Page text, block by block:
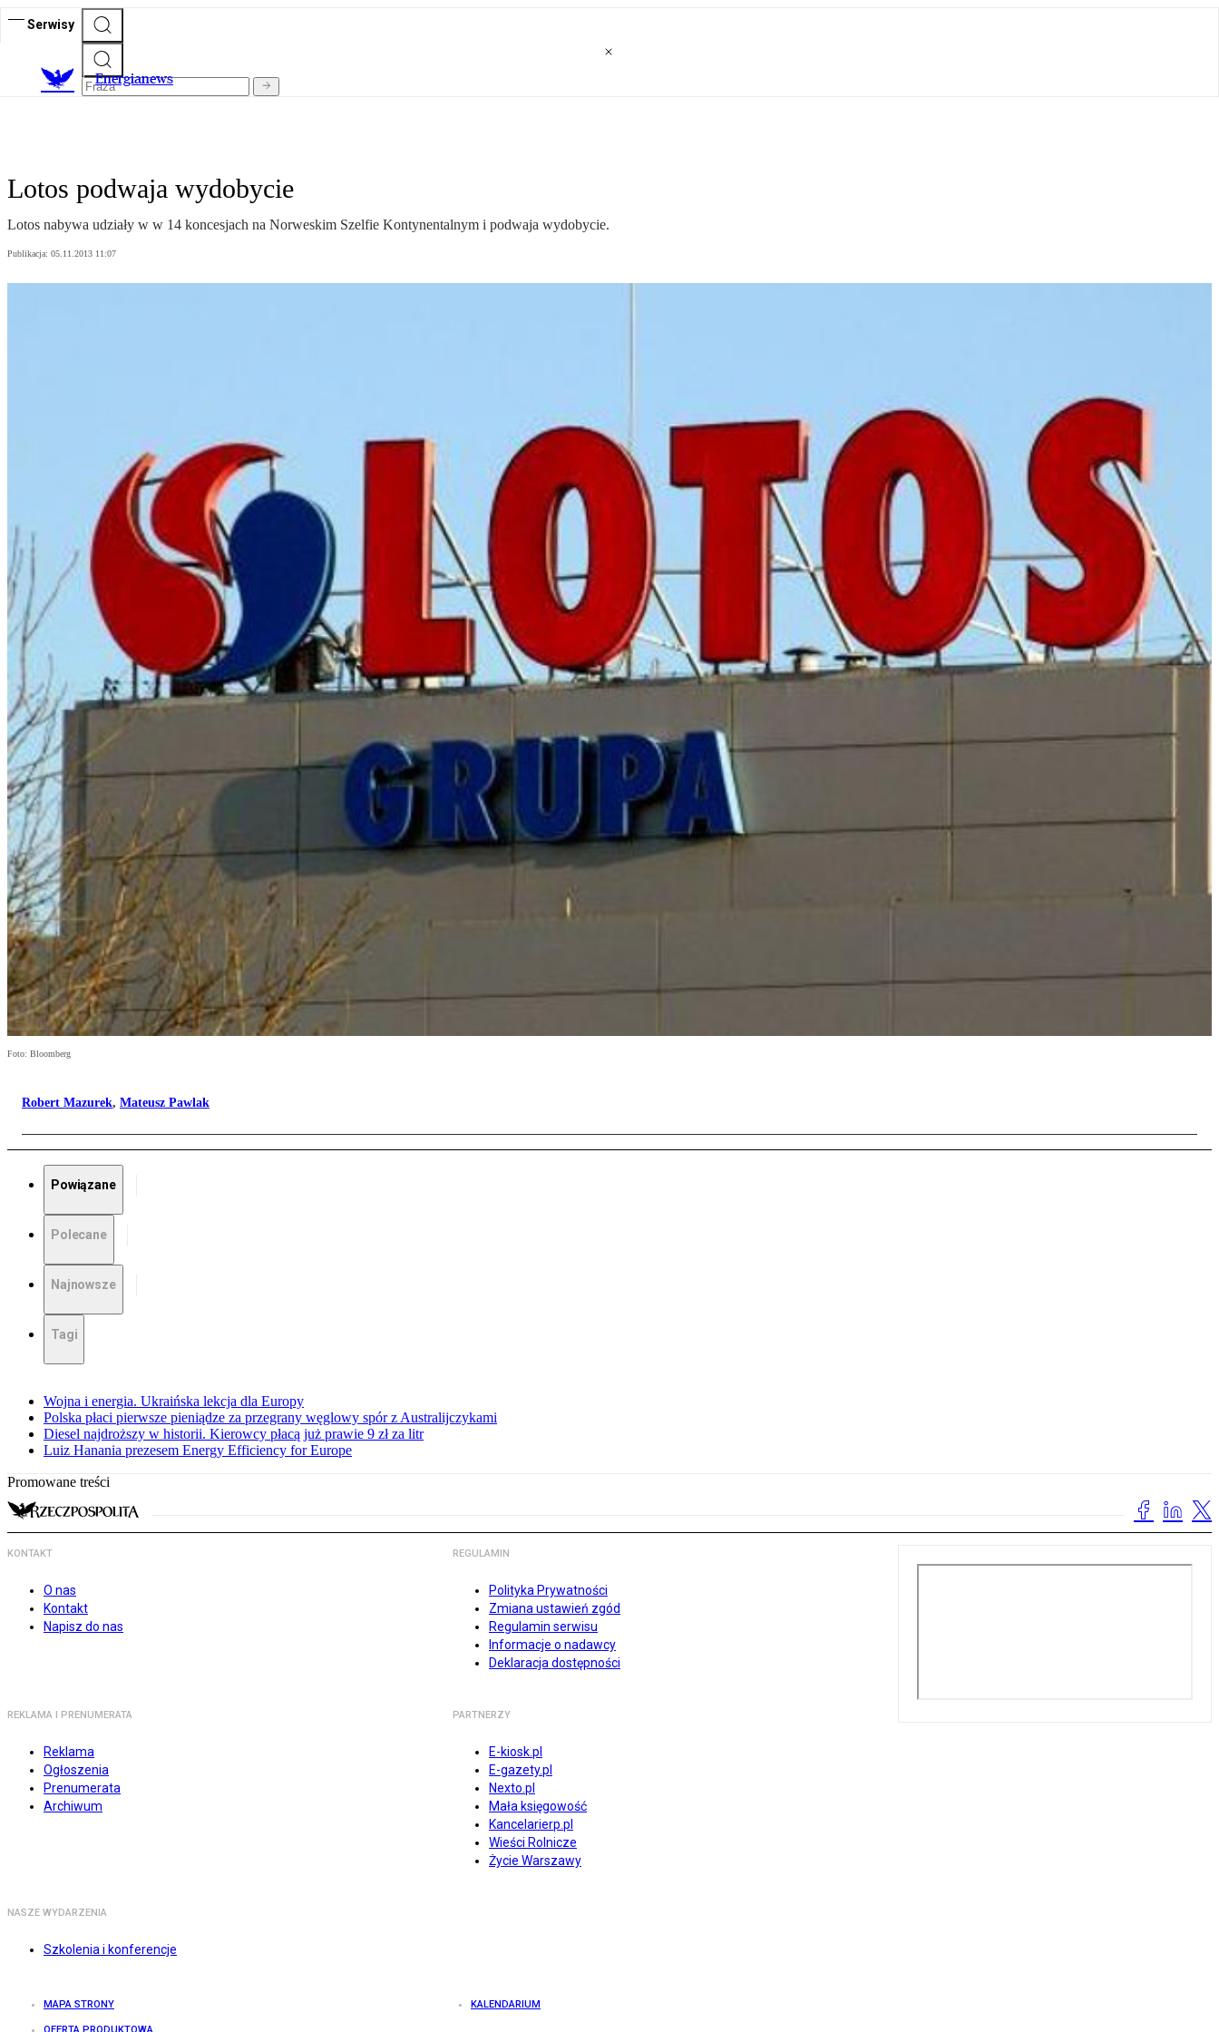
Serwisy
Energianews
Lotos podwaja wydobycie
Lotos nabywa udziały w w 14 koncesjach na Norweskim Szelfie Kontynentalnym i podwaja wydobycie.
Publikacja: 05.11.2013 11:07
Foto: Bloomberg
Robert Mazurek, Mateusz Pawlak
Powiązane
Polecane
Najnowsze
Tagi
Wojna i energia. Ukraińska lekcja dla Europy
Polska płaci pierwsze pieniądze za przegrany węglowy spór z Australijczykami
Diesel najdroższy w historii. Kierowcy płacą już prawie 9 zł za litr
Luiz Hanania prezesem Energy Efficiency for Europe
Promowane treści
KONTAKT
O nas
Kontakt
Napisz do nas
REGULAMIN
Polityka Prywatności
Zmiana ustawień zgód
Regulamin serwisu
Informacje o nadawcy
Deklaracja dostępności
REKLAMA I PRENUMERATA
Reklama
Ogłoszenia
Prenumerata
Archiwum
PARTNERZY
E-kiosk.pl
E-gazety.pl
Nexto.pl
Mała księgowość
Kancelarierp.pl
Wieści Rolnicze
Życie Warszawy
NASZE WYDARZENIA
Szkolenia i konferencje
MAPA STRONY KALENDARIUM